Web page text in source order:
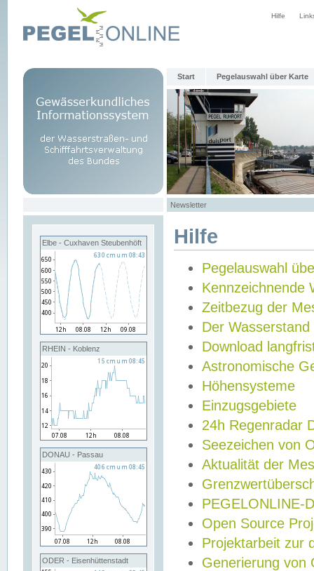
Hilfe
Start Pegelauswahl über Karte
Newsletter
Elbe - Cuxhaven Steubenhöft
RHEIN - Koblenz
DONAU - Passau
ODER - Eisenhüttenstadt
Hilfe
Pegelauswahl
Kennzeichnende
Zeitbezug der
Der Wasserstand
Download
Astronomische
Höhensysteme
Einzugsgebiete
24h Regenradar
Seezeichen von
Aktualität der
PEGELONLINE-
Open Source
Projektarbeit zur
Generierung von